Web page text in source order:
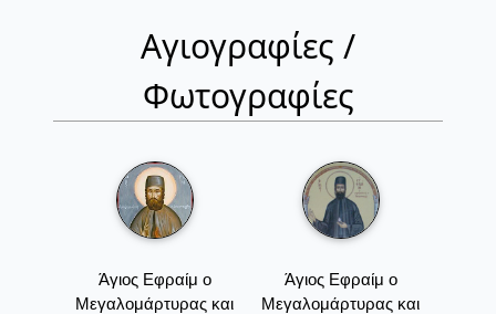
Αγιογραφίες /
Φωτογραφίες
Άγιος Εφραίμ ο
Μεγαλομάρτυρας και
Άγιος Εφραίμ ο
Μεγαλομάρτυρας και